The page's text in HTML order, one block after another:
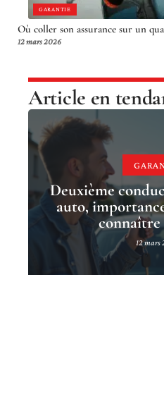
GARANTIE
Où coller son assurance sur un
12 mars 2026
Article en
Deuxième
auto,
connaître
12 mars